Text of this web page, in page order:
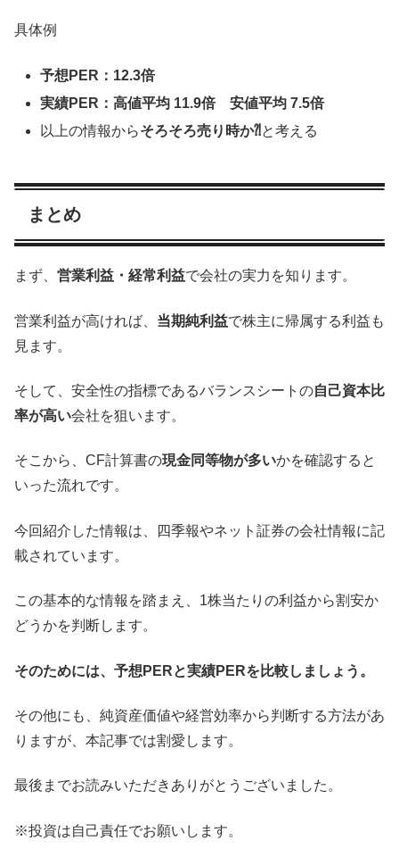
具体例
予想PER：12.3倍
実績PER：高値平均 11.9倍 安値平均 7.5倍
以上の情報からそろそろ売り時か⁈と考える
まとめ
まず、 営業利益・経常利益で会社の実力を知ります。
営業利益が高ければ、 当期純利益で株主に帰属する利益も
見ます。
そして、安全性の指標であるバランスシートの自己資本比
率が高い会社を狙います。
そこから、CF計算書の現金同等物が多いかを確認すると
いった流れです。
今回紹介した情報は、四季報やネット証券の会社情報に記
載されています。
この基本的な情報を踏まえ、1株当たりの利益から割安か
どうかを判断します。
そのためには、予想PERと実績PERを比較しましょう。
その他にも、純資産価値や経営効率から判断する方法があ
りますが、本記事では割愛します。
最後までお読みいただきありがとうございました。
※投資は自己責任でお願いします。